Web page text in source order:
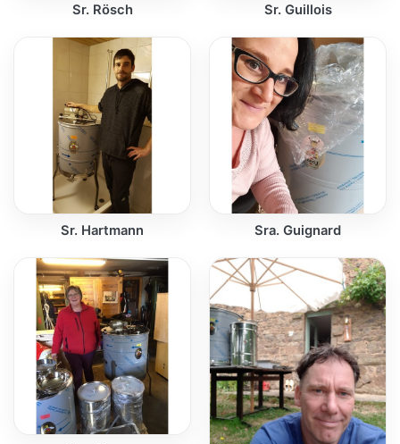
Sr. Rösch Sr. Guillois
Sr. Hartmann Sra. Guignard